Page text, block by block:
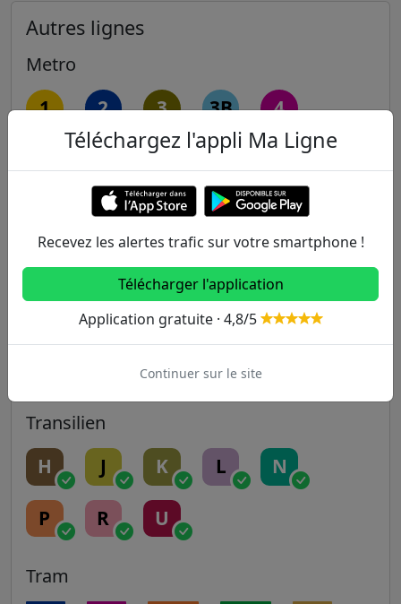
Autres lignes
Metro
1 2 3 3B 4
7 7B
10 11 12 13
14
C D
Transilien
H J K L N
P R U
Tram
Téléchargez l'appli Ma Ligne
Recevez les alertes trafic sur votre smartphone !
Télécharger l'application
Application gratuite · 4,8/5
Continuer sur le site